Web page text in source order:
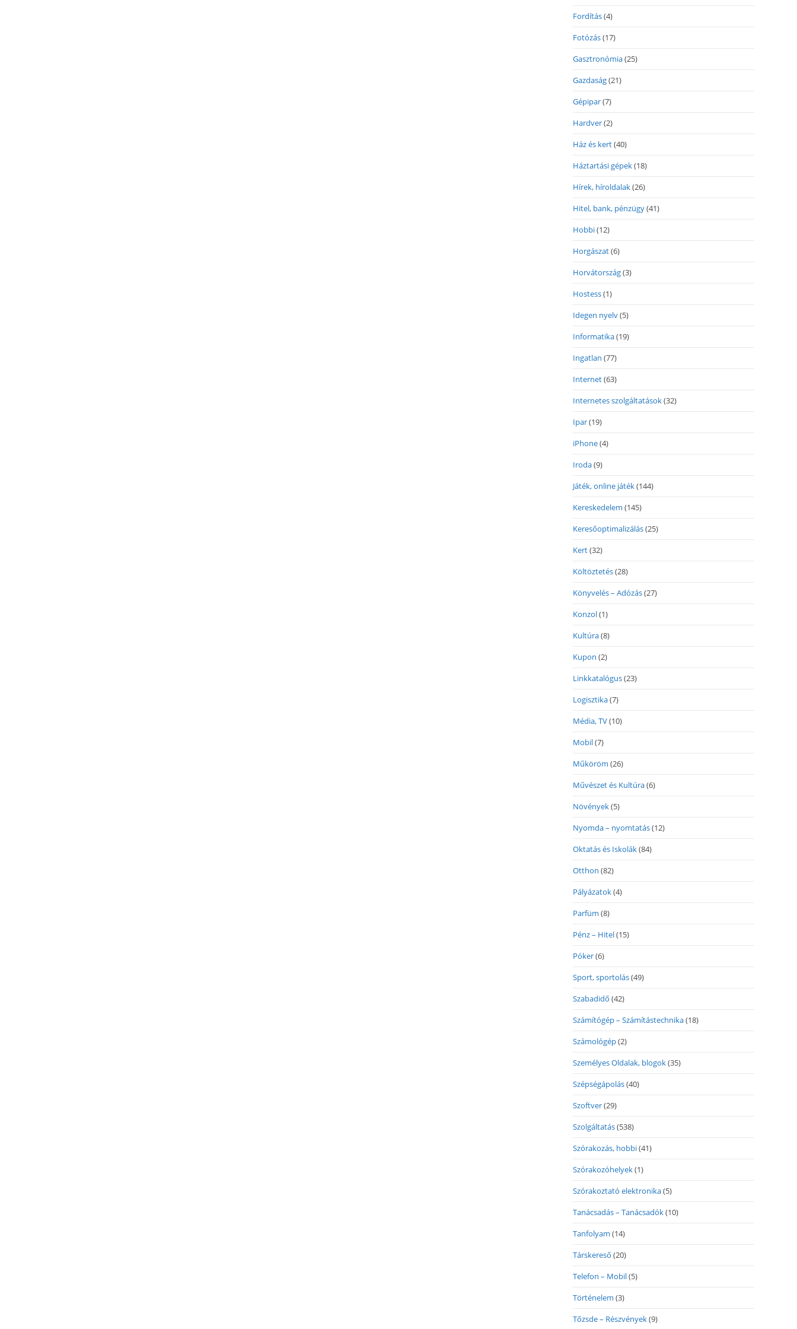
Fordítás(4)
Fotózás(17)
Gasztronómia(25)
Gazdaság(21)
Gépipar(7)
Hardver(2)
Ház és kert(40)
Háztartási gépek(18)
Hírek, híroldalak(26)
Hitel, bank, pénzügy(41)
Hobbi(12)
Horgászat(6)
Horvátország(3)
Hostess(1)
Idegen nyelv(5)
Informatika(19)
Ingatlan (77)
Internet(63)
Internetes szolgáltatások(32)
Ipar(19)
iPhone(4)
Iroda(9)
Játék, online játék(144)
Kereskedelem (145)
Keresőoptimalizálás(25)
Kert(32)
Költöztetés(28)
Könyvelés – Adózás(27)
Konzol(1)
Kultúra(8)
Kupon (2)
Linkkatalógus(23)
Logisztika(7)
Média, TV(10)
Mobil(7)
Műköröm (26)
Művészet és Kultúra(6)
Növények(5)
Nyomda – nyomtatás(12)
Oktatás és Iskolák(84)
Otthon (82)
Pályázatok(4)
Parfüm (8)
Pénz – Hitel(15)
Póker(6)
Sport, sportolás(49)
Szabadidő (42)
Számítógép – Számítástechnika(18)
Számológép(2)
Személyes Oldalak, blogok(35)
Szépségápolás(40)
Szoftver(29)
Szolgáltatás(538)
Szórakozás, hobbi(41)
Szórakozóhelyek(1)
Szórakoztató elektronika(5)
Tanácsadás – Tanácsadók(10)
Tanfolyam (14)
Társkereső (20)
Telefon – Mobil(5)
Történelem (3)
Tőzsde – Részvények(9)